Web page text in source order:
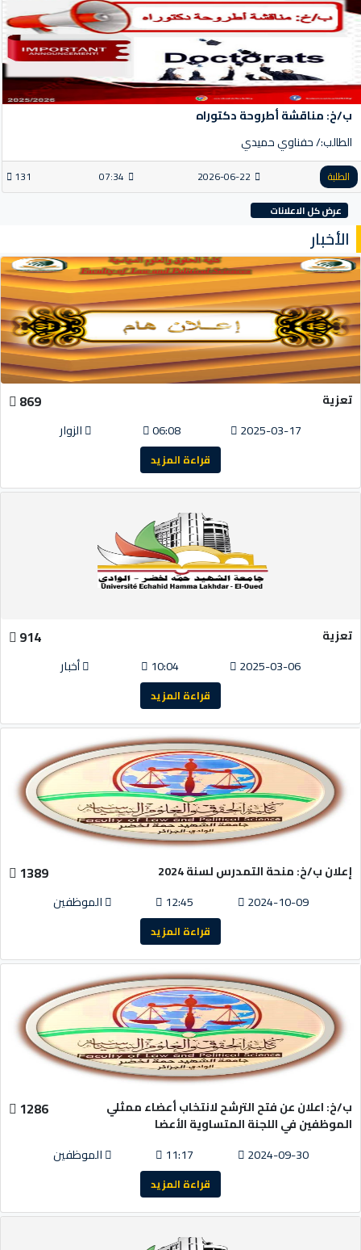
ب/خ: مناقشة أطروحة دكتوراه
الطالب:/ حفناوي حميدي
الطلبة 2026-06-22
07:34
131
عرض كل الاعلانات
الأخبار
تعزية 869
2025-03-17
06:08 الزوار
قراءة المزيد
تعزية 914
2025-03-06
10:04 أخبار
قراءة المزيد
إعلان ب/خ: منحة التمدرس لسنة 2024 1389
2024-10-09
12:45 الموظفين
قراءة المزيد
ب/خ: اعلان عن فتح الترشح لانتخاب أعضاء ممثلي
الموظفين في اللجنة المتساوية الأعضا
1286
2024-09-30
11:17 الموظفين
قراءة المزيد